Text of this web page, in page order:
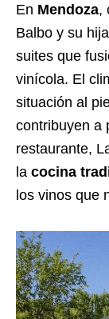
En Mendoza,
Balbo y su
suites que
vinícola. El
situación al
contribuyen a
restaurante,
la cocina
los vinos que